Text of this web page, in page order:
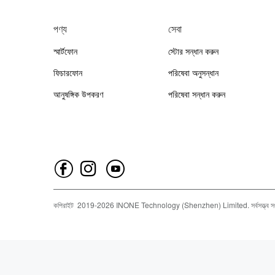
পণ্য
স্মার্টফোন
ফিচারফোন
আনুষঙ্গিক উপকরণ
সেবা
স্টোর সন্ধান করুন
পরিষেবা অনুসন্ধান
পরিষেবা সন্ধান করুন
কপিরাইট 2019-2026 INONE Technology (Shenzhen) Limited. সর্বসত্ত্ব